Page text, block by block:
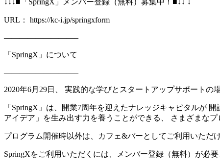
URL： https://kc-i.jp/springxform
—————————–
「SpringX」について
—————————–
2020年6月29日、 実践的な学びとスタートアップサポート
「SpringX」は、開業7周年を迎えたナレッジキャピタルが
アイデア」を生み出す力を養うことができる、 さまざまなプ
プログラム開催時以外は、カフェ&バーとしてご利用いただけ
SpringXをご利用いただくには、メンバー登録（無料）が必要